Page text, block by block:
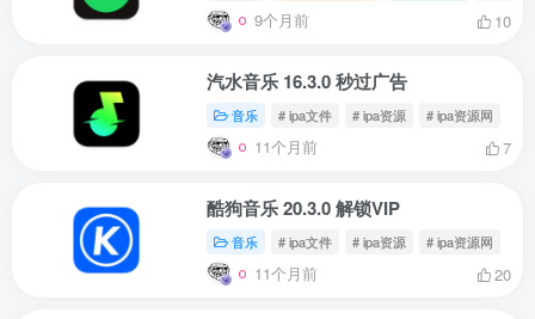
9个月前 10
汽水音乐 16.3.0 秒过广告
音乐 # ipa文件 # ipa资源 # ipa资源网
11个月前 7
酷狗音乐 20.3.0 解锁VIP
音乐 # ipa文件 # ipa资源 # ipa资源网
11个月前 20